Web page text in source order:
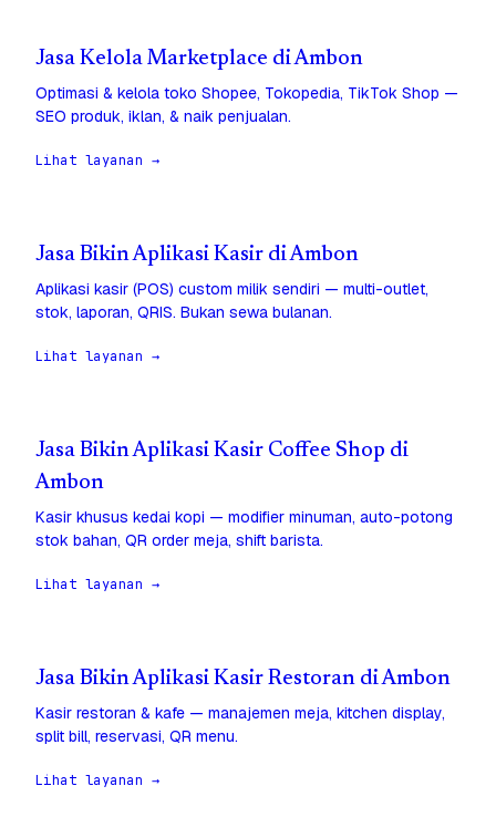
Jasa Kelola Marketplace di Ambon
Optimasi & kelola toko Shopee, Tokopedia, TikTok Shop —
SEO produk, iklan, & naik penjualan.
Lihat layanan →
Jasa Bikin Aplikasi Kasir di Ambon
Aplikasi kasir (POS) custom milik sendiri — multi-outlet,
stok, laporan, QRIS. Bukan sewa bulanan.
Lihat layanan →
Jasa Bikin Aplikasi Kasir Coffee Shop di
Ambon
Kasir khusus kedai kopi — modifier minuman, auto-potong
stok bahan, QR order meja, shift barista.
Lihat layanan →
Jasa Bikin Aplikasi Kasir Restoran di Ambon
Kasir restoran & kafe — manajemen meja, kitchen display,
split bill, reservasi, QR menu.
Lihat layanan →